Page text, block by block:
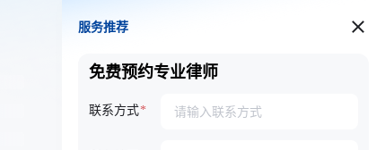
服务推荐
服务推荐
免费预约专业律师
联系方式